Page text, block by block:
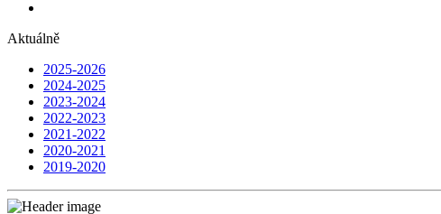
Aktuálně
2025-2026
2024-2025
2023-2024
2022-2023
2021-2022
2020-2021
2019-2020